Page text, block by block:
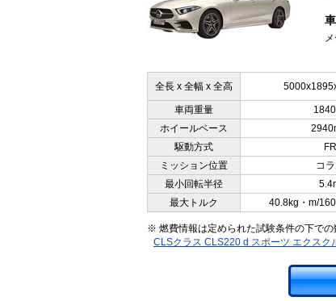
全長 x 全幅 x 全高
車両重量
ホイールベース
駆動方式
FR
ミッション位置
コ
最小回転半径
最大トルク
40.8kg・m/
※ 燃費情報は定められた試験条件の下での
CLSクラス CLS220 d スポーツ エクスク